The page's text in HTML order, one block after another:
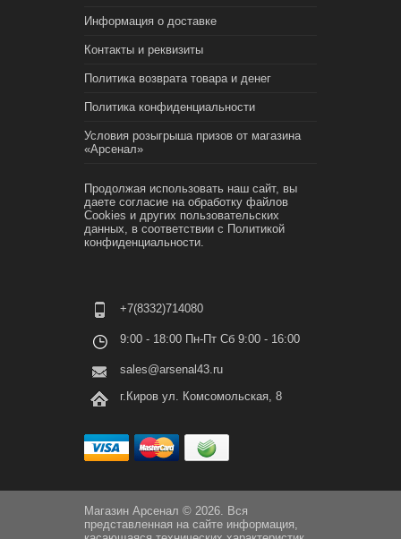
Информация о доставке
Контакты и реквизиты
Политика возврата товара и денег
Политика конфиденциальности
Условия розыгрыша призов от магазина
«Арсенал»
Продолжая использовать наш сайт, вы
даете согласие на обработку файлов
Cookies и других пользовательских
данных, в соответствии с Политикой
конфиденциальности.
+7(8332)714080
9:00 - 18:00 Пн-Пт Сб 9:00 - 16:00
sales@arsenal43.ru
г.Киров ул. Комсомольская, 8
Магазин Арсенал © 2026. Вся
представленная на сайте информация,